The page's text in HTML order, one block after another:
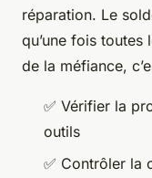
réparation. Le
qu’une fois toutes
de la méfiance,
✅ Vérifier la
outils
✅ Contrôler la